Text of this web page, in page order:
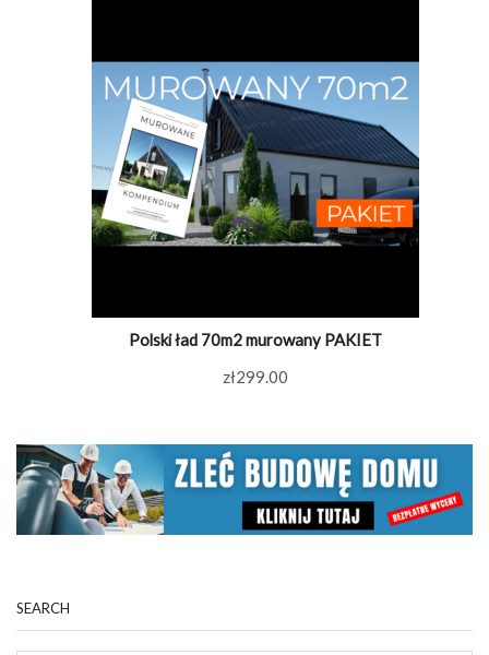
Polski ład 70m2 murowany PAKIET
zł299.00
SEARCH